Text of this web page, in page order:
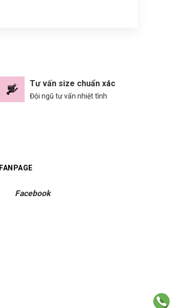
Tư vấn size chuẩn xác
Đội ngũ tư vấn nhiệt tình
FANPAGE
Facebook